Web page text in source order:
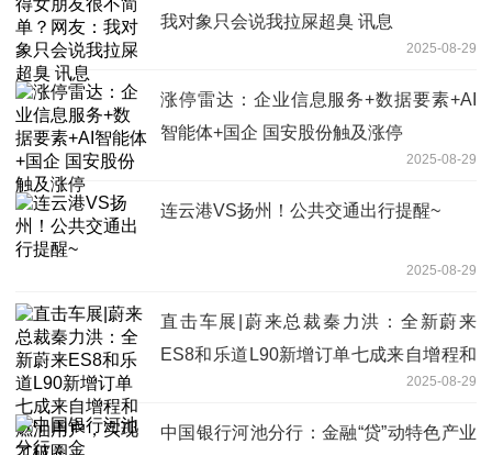
我对象只会说我拉屎超臭 讯息
2025-08-29
涨停雷达：企业信息服务+数据要素+AI
智能体+国企 国安股份触及涨停
2025-08-29
连云港VS扬州！公共交通出行提醒~
2025-08-29
直击车展|蔚来总裁秦力洪：全新蔚来
ES8和乐道L90新增订单七成来自增程和
2025-08-29
中国银行河池分行：金融“贷”动特色产业